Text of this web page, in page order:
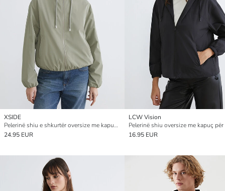
XSIDE
Pelerinë shiu e shkurtër oversize me kapuç për gra
24.95 EUR
LCW Vision
Pelerinë shiu oversize me kapuç për
16.95 EUR